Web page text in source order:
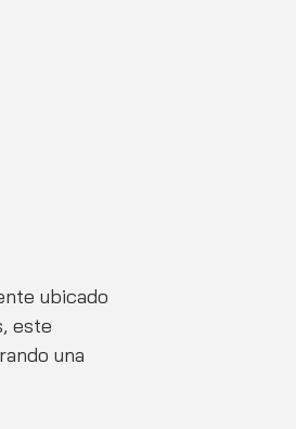
ubicado
este
una